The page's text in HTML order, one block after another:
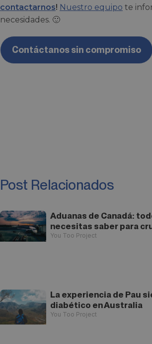
contactarnos! Nuestro equipo te
necesidades. 🙂
Contáctanos sin compromiso
Post Relacionados
Aduanas de Canadá:
necesitas saber para
You Too Project
La experiencia de Pau
diabético en Australia
You Too Project